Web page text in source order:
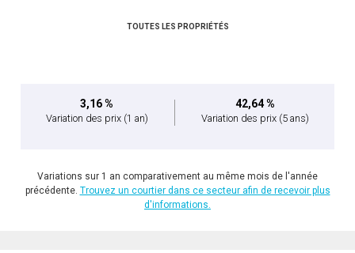
TOUTES LES PROPRIÉTÉS
3,16 %
Variation des prix (1 an)
42,64 %
Variation des prix (5 ans)
Variations sur 1 an comparativement au même mois de l'année
précédente. Trouvez un courtier dans ce secteur afin de recevoir plus
d'informations.